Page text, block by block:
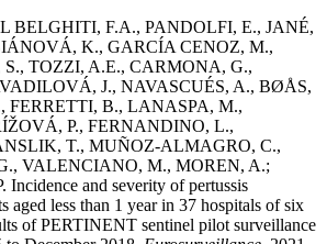
BELGHITI, F.A., PANDOLFI, E., JANÉ,
K., GARCÍA CENOZ, M.,
TOZZI, A.E., CARMONA, G.,
J., NAVASCUÉS, A., BØÅS,
FERRETTI, B., LANASPA, M.,
P., FERNANDINO, L.,
T., MUÑOZ-ALMAGRO, C.,
VALENCIANO, M., MOREN, A.;
and severity of pertussis
aged less than 1 year in 37 hospitals of six
of PERTINENT sentinel pilot surveillance